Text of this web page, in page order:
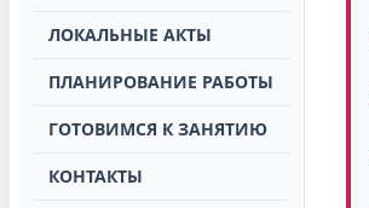
ЛОКАЛЬНЫЕ АКТЫ
ПЛАНИРОВАНИЕ РАБОТЫ
ГОТОВИМСЯ К ЗАНЯТИЮ
КОНТАКТЫ